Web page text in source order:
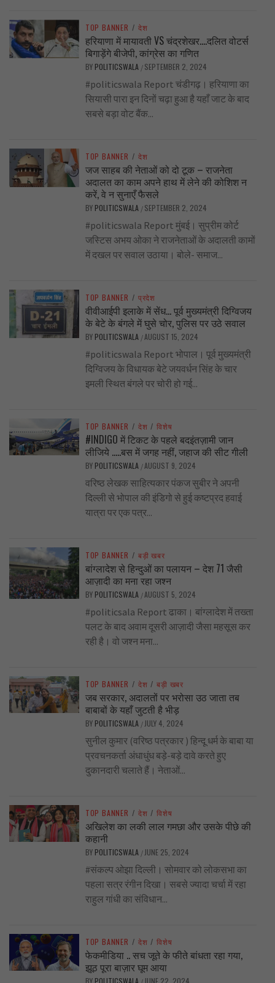
TOP BANNER / देश
हरियाणा में मायावती VS चंद्रशेखर….दलित वोटर्स
बिगाड़ेंगे बीजेपी, कांग्रेस का गणित
BY POLITICSWALA / SEPTEMBER 2, 2024
#politicswala Report चंडीगढ़। हरियाणा का
सियासी पारा इन दिनों चढ़ा हुआ है यहाँ जाट के बाद
सबसे बड़ा वोट बैंक...
TOP BANNER / देश
जज साहब की नेताओं को दो टूक – राजनेता
अदालत का काम अपने हाथ में लेने की कोशिश न
करें, वे न सुनाएँ फैसले
BY POLITICSWALA / SEPTEMBER 2, 2024
#politicswala Report मुंबई। सुप्रीम कोर्ट
जस्टिस अभय ओका ने राजनेताओं के अदालती कामों
में दखल पर सवाल उठाया। बोले- समाज...
TOP BANNER / प्रदेश
वीवीआईपी इलाके में सेंध… पूर्व मुख्यमंत्री दिग्विजय
के बेटे के बंगले में घुसे चोर, पुलिस पर उठे सवाल
BY POLITICSWALA /AUGUST 15, 2024
#politicswala Report भोपाल। पूर्व मुख्यमंत्री
दिग्विजय के विधायक बेटे जयवर्धन सिंह के चार
इमली स्थित बंगले पर चोरी हो गई...
TOP BANNER / देश / विशेष
#INDIGO में टिकट के पहले बदइंतज़ामी जान
लीजिये …..बस में जगह नहीं, जहाज की सीट गीली
BY POLITICSWALA /AUGUST 9, 2024
वरिष्ठ लेखक साहित्यकार पंकज सुबीर ने अपनी
दिल्ली से भोपाल की इंडिगो से हुई कष्टप्रद हवाई
यात्रा पर एक पत्र...
TOP BANNER / बड़ी खबर
बांग्लादेश से हिन्दुओं का पलायन – देश 71 जैसी
आज़ादी का मना रहा जश्न
BY POLITICSWALA /AUGUST 5, 2024
#politicsala Report ढाका। बांग्लादेश में तख्ता
पलट के बाद अवाम दूसरी आज़ादी जैसा महसूस कर
रही है। वो जश्न मना...
TOP BANNER / देश / बड़ी खबर
जब सरकार, अदालतों पर भरोसा उठ जाता तब
बाबाबों के यहाँ जुटती है भीड़
BY POLITICSWALA / JULY 4, 2024
सुनील कुमार (वरिष्ठ पत्रकार ) हिन्दू धर्म के बाबा या
प्रवचनकर्ता अंधाधुंध बड़े-बड़े दावे करते हुए
दुकानदारी चलाते हैं। नेताओं...
TOP BANNER / देश / विशेष
अखिलेश का लकी लाल गमछा और उसके पीछे की
कहानी
BY POLITICSWALA / JUNE 25, 2024
#संकल्प ओझा दिल्ली। सोमवार को लोकसभा का
पहला सत्र रंगीन दिखा। सबसे ज्यादा चर्चा में रहा
राहुल गांधी का संविधान...
TOP BANNER / देश / विशेष
फेकमीडिया .. सच जूते के फीते बांधता रहा गया,
झूठ पूरा बाज़ार घूम आया
BY POLITICSWALA JUNE 22, 2024